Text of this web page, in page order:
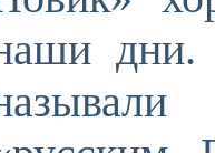
дни.